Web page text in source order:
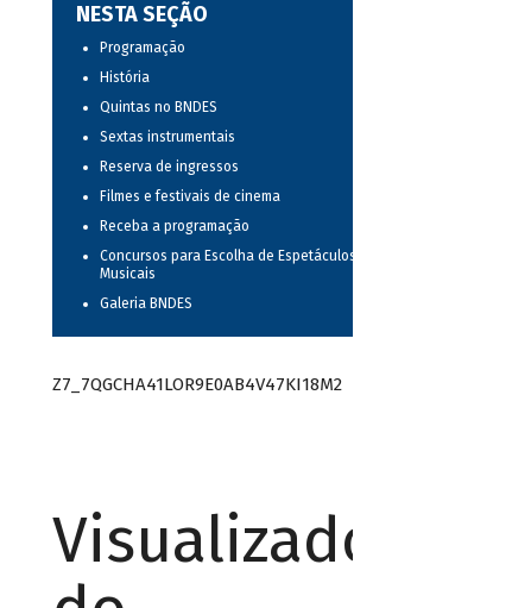
NESTA SEÇÃO
Programação
História
Quintas no BNDES
Sextas instrumentais
Reserva de ingressos
Filmes e festivais de cinema
Receba a programação
Concursos para Escolha de Espetáculos
Musicais
Galeria BNDES
Z7_7QGCHA41LOR9E0AB4V47KI18M2
Visualizador